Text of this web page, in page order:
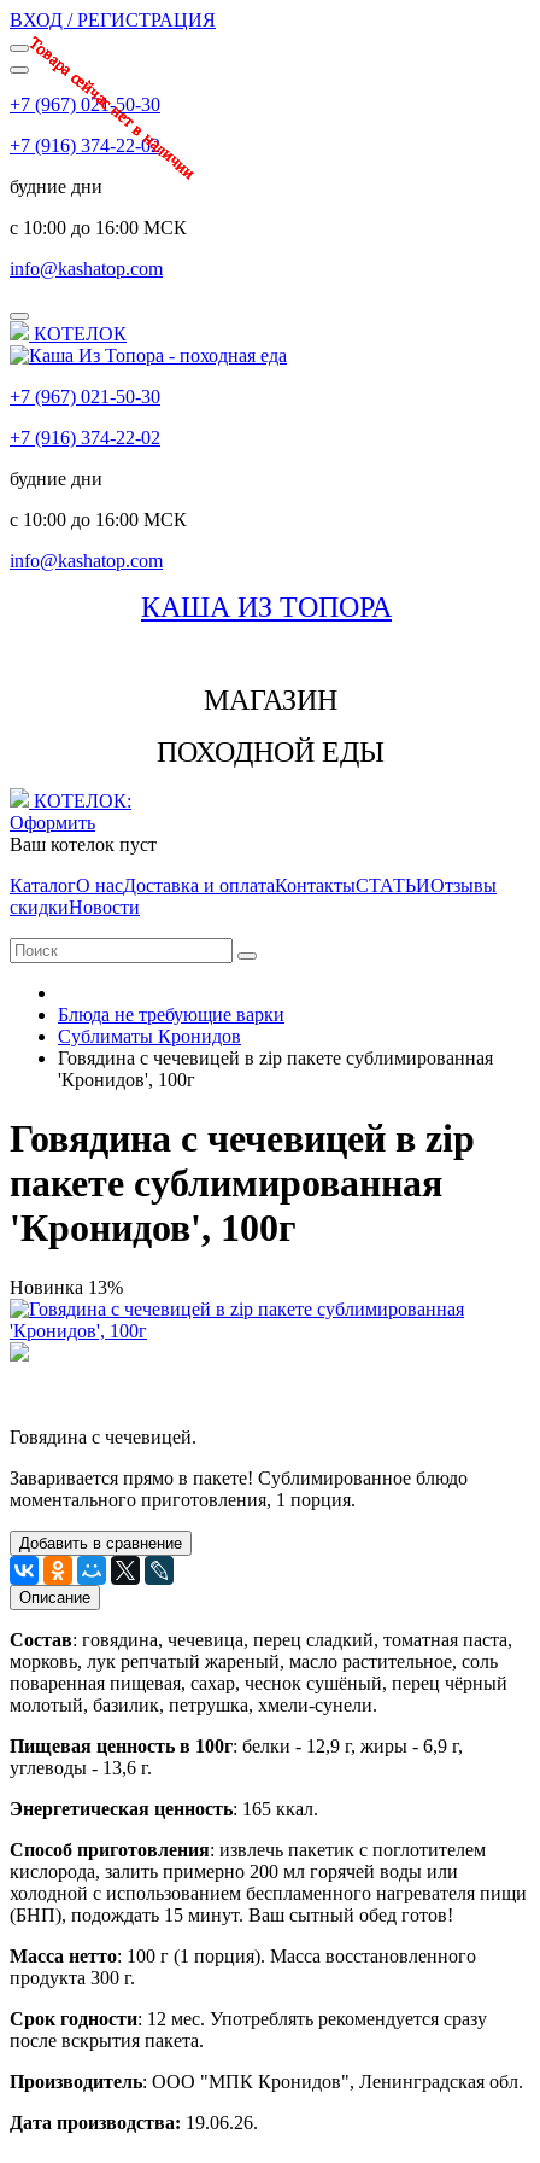
ВХОД / РЕГИСТРАЦИЯ
+7 (967) 021-50-30
+7 (916) 374-22-02
будние дни
с 10:00 до 16:00 МСК
info@kashatop.com
КОТЕЛОК
+7 (967) 021-50-30
+7 (916) 374-22-02
будние дни
с 10:00 до 16:00 МСК
info@kashatop.com
КАША ИЗ ТОПОРА
МАГАЗИН
ПОХОДНОЙ ЕДЫ
КОТЕЛОК:
Оформить
Ваш котелок пуст
КаталогО насДоставка и оплатаКонтактыСТАТЬИОтзывы
скидкиНовости
Блюда не требующие варки
Сублиматы Кронидов
Говядина с чечевицей в zip пакете сублимированная
'Кронидов', 100г
Говядина с чечевицей в zip
пакете сублимированная
'Кронидов', 100г
Новинка 13%
Говядина с чечевицей.
Заваривается прямо в пакете! Сублимированное блюдо
моментального приготовления, 1 порция.
Добавить в сравнение
Описание
Состав: говядина, чечевица, перец сладкий, томатная паста,
морковь, лук репчатый жареный, масло растительное, соль
поваренная пищевая, сахар, чеснок сушёный, перец чёрный
молотый, базилик, петрушка, хмели-сунели.
Пищевая ценность в 100г: белки - 12,9 г, жиры - 6,9 г,
углеводы - 13,6 г.
Энергетическая ценность: 165 ккал.
Способ приготовления: извлечь пакетик с поглотителем
кислорода, залить примерно 200 мл горячей воды или
холодной с использованием беспламенного нагревателя пищи
(БНП), подождать 15 минут. Ваш сытный обед готов!
Масса нетто: 100 г (1 порция). Масса восстановленного
продукта 300 г.
Срок годности: 12 мес. Употреблять рекомендуется сразу
после вскрытия пакета.
Производитель: ООО "МПК Кронидов", Ленинградская обл.
Дата производства: 19.06.26.
Товара сейчас нет в наличии
Товара сейчас нет в наличии
Товара сейчас нет в наличии
Товара сейчас нет в наличии
Товара сейчас нет в наличии
Товара сейчас нет в наличии
Товара сейчас нет в наличии